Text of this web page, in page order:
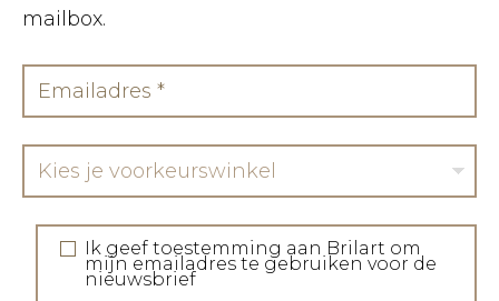
mailbox.
Kies je voorkeurswinkel
Ik geef toestemming aan Brilart om
mijn emailadres te gebruiken voor de
nieuwsbrief